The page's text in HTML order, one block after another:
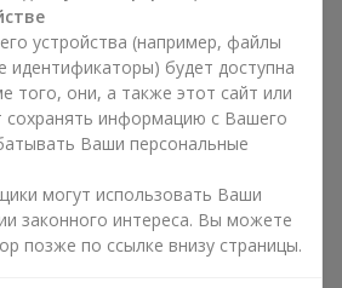
— идеально подойдут, как
презент и цветы для
женщине;
решение как для
подарка, так и для изящного
событий.
дизайнерские букеты пионов или
устройства (например, файлы
идентификаторы) будет доступна
того, они, а также этот сайт или
сохранять информацию с Вашего
Ваши персональные
могут использовать Ваши
законного интереса. Вы можете
позже по ссылке внизу страницы.